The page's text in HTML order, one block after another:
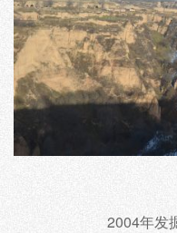
2004年发